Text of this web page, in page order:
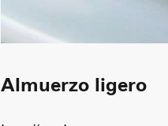
Almuerzo ligero